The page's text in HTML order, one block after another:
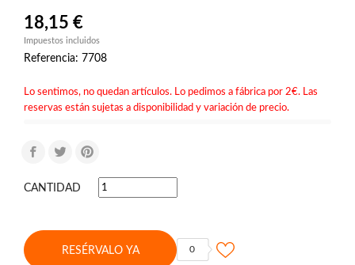
18,15 €
Impuestos incluidos
Referencia: 7708
Lo sentimos, no quedan artículos. Lo pedimos a fábrica por 2€. Las
reservas están sujetas a disponibilidad y variación de precio.
CANTIDAD
RESÉRVALO YA 0